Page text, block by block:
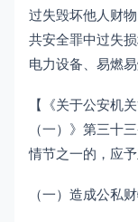
过失毁坏他人财
共安全罪中过失
电力设备、易燃易
【《关于公安机
（一）》第三十
情节之一的，应予
（一）造成公私